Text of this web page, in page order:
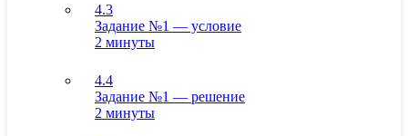
4.3
Задание №1 — условие
2 минуты
4.4
Задание №1 — решение
2 минуты